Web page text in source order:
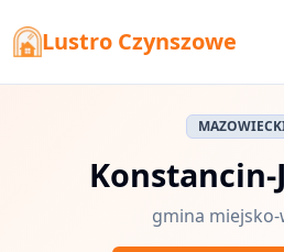
Lustro Czynszowe
gmina